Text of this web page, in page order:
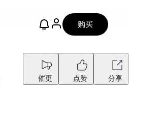
购买
催更 点赞 分享